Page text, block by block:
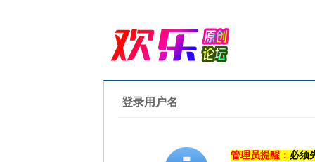
登录用户名
管理员提醒： 必须